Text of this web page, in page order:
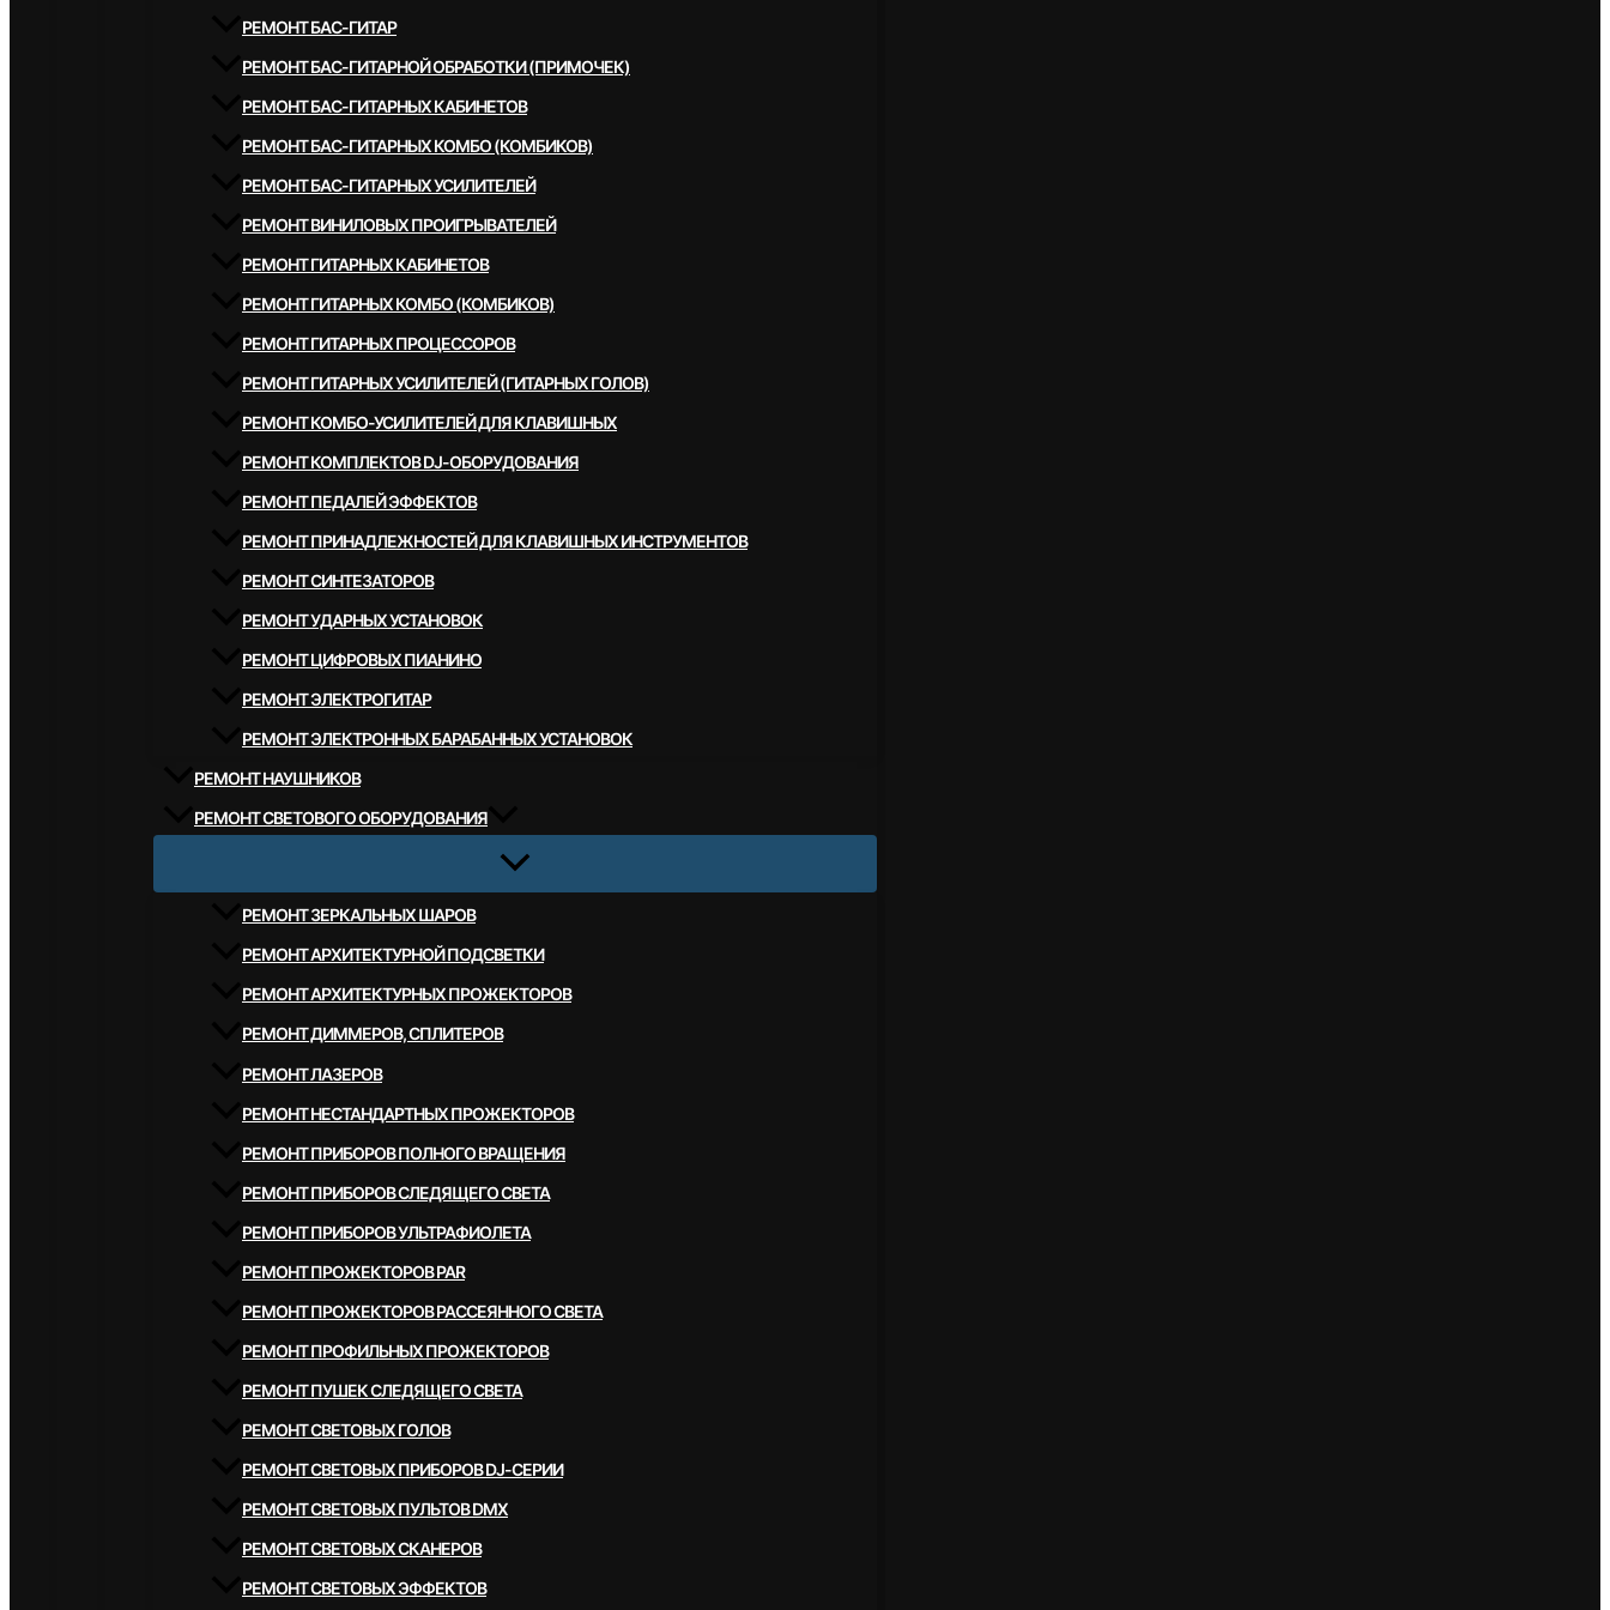
РЕМОНТ БАС-ГИТАР
РЕМОНТ БАС-ГИТАРНОЙ ОБРАБОТКИ (ПРИМОЧЕК)
РЕМОНТ БАС-ГИТАРНЫХ КАБИНЕТОВ
РЕМОНТ БАС-ГИТАРНЫХ КОМБО (КОМБИКОВ)
РЕМОНТ БАС-ГИТАРНЫХ УСИЛИТЕЛЕЙ
РЕМОНТ ВИНИЛОВЫХ ПРОИГРЫВАТЕЛЕЙ
РЕМОНТ ГИТАРНЫХ КАБИНЕТОВ
РЕМОНТ ГИТАРНЫХ КОМБО (КОМБИКОВ)
РЕМОНТ ГИТАРНЫХ ПРОЦЕССОРОВ
РЕМОНТ ГИТАРНЫХ УСИЛИТЕЛЕЙ (ГИТАРНЫХ ГОЛОВ)
РЕМОНТ КОМБО-УСИЛИТЕЛЕЙ ДЛЯ КЛАВИШНЫХ
РЕМОНТ КОМПЛЕКТОВ DJ-ОБОРУДОВАНИЯ
РЕМОНТ ПЕДАЛЕЙ ЭФФЕКТОВ
РЕМОНТ ПРИНАДЛЕЖНОСТЕЙ ДЛЯ КЛАВИШНЫХ ИНСТРУМЕНТОВ
РЕМОНТ СИНТЕЗАТОРОВ
РЕМОНТ УДАРНЫХ УСТАНОВОК
РЕМОНТ ЦИФРОВЫХ ПИАНИНО
РЕМОНТ ЭЛЕКТРОГИТАР
РЕМОНТ ЭЛЕКТРОННЫХ БАРАБАННЫХ УСТАНОВОК
РЕМОНТ НАУШНИКОВ
РЕМОНТ СВЕТОВОГО ОБОРУДОВАНИЯ
РЕМОНТ ЗЕРКАЛЬНЫХ ШАРОВ
РЕМОНТ АРХИТЕКТУРНОЙ ПОДСВЕТКИ
РЕМОНТ АРХИТЕКТУРНЫХ ПРОЖЕКТОРОВ
РЕМОНТ ДИММЕРОВ, СПЛИТЕРОВ
РЕМОНТ ЛАЗЕРОВ
РЕМОНТ НЕСТАНДАРТНЫХ ПРОЖЕКТОРОВ
РЕМОНТ ПРИБОРОВ ПОЛНОГО ВРАЩЕНИЯ
РЕМОНТ ПРИБОРОВ СЛЕДЯЩЕГО СВЕТА
РЕМОНТ ПРИБОРОВ УЛЬТРАФИОЛЕТА
РЕМОНТ ПРОЖЕКТОРОВ PAR
РЕМОНТ ПРОЖЕКТОРОВ РАССЕЯННОГО СВЕТА
РЕМОНТ ПРОФИЛЬНЫХ ПРОЖЕКТОРОВ
РЕМОНТ ПУШЕК СЛЕДЯЩЕГО СВЕТА
РЕМОНТ СВЕТОВЫХ ГОЛОВ
РЕМОНТ СВЕТОВЫХ ПРИБОРОВ DJ-СЕРИИ
РЕМОНТ СВЕТОВЫХ ПУЛЬТОВ DMX
РЕМОНТ СВЕТОВЫХ СКАНЕРОВ
РЕМОНТ СВЕТОВЫХ ЭФФЕКТОВ